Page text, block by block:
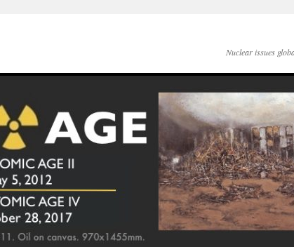
Nuclear issues